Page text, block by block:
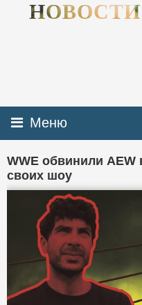
Меню
WWE обвинили
своих шоу